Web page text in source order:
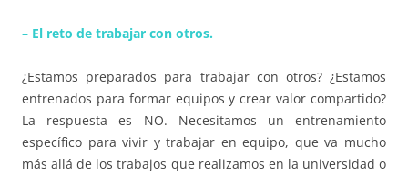
– El reto de trabajar con otros.
¿Estamos preparados para trabajar con otros? ¿Estamos
entrenados para formar equipos y crear valor compartido?
La respuesta es NO. Necesitamos un entrenamiento
específico para vivir y trabajar en equipo, que va mucho
más allá de los trabajos que realizamos en la universidad o